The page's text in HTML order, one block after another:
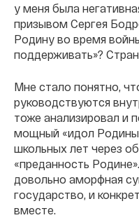
у меня была
призывом Сергея
Родину во время
поддерживать»?
Мне стало понятно,
руководствуются
тоже анализировал и
мощный «идол
школьных лет через
«преданность
довольно аморфная
государство, и
вместе.